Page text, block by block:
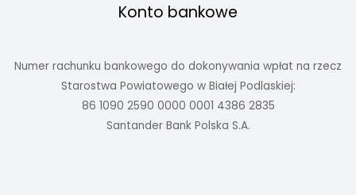
Konto bankowe
Numer rachunku bankowego do dokonywania wpłat na rzecz
Starostwa Powiatowego w Białej Podlaskiej:
86 1090 2590 0000 0001 4386 2835
Santander Bank Polska S.A.